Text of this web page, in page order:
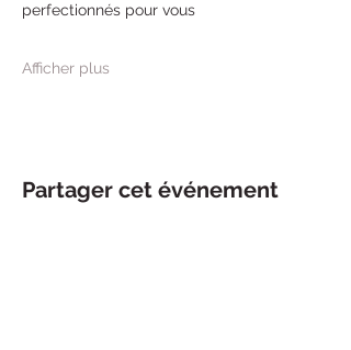
perfectionnés pour vous
Afficher plus
Partager cet événement